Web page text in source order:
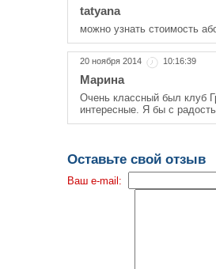
tatyana
можно узнать стоимость
20 ноября 2014 10:16:39
Марина
Очень классный был клуб
интересные. Я бы с
Оставьте свой отзыв
Ваш e-mail: